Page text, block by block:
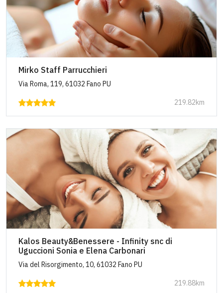
Mirko Staff Parrucchieri
Via Roma, 119, 61032 Fano PU
219.82km
Kalos Beauty&Benessere - Infinity snc di
Uguccioni Sonia e Elena Carbonari
Via del Risorgimento, 10, 61032 Fano PU
219.88km